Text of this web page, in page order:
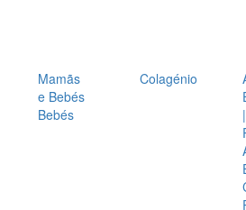
Mamãs
e Bebés
Bebés
Colagénio
|